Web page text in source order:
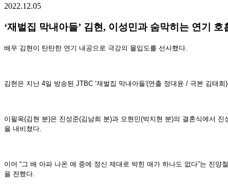
2022.12.05
‘재벌집 막내아들’ 김현, 이성민과 숨막히는 연기
배우 김현이 탄탄한 연기 내공으로 극강의 몰입도를 선사했다.
김현은 지난 4일 방송된 JTBC ‘재벌집 막내아들'(연출 정대윤 / 극본 김태
이필옥(김현 분)은 진성준(김남희 분)과 모현민(박지현 분)의 결혼식에서
을 내비쳤다.
이어 “그 배 아파 나온 애 중에 정신 제대로 박힌 애가 하나도 없다”는 진
을 전했다.